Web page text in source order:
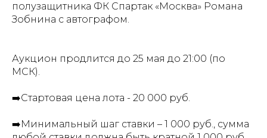
полузащитника ФК Спартак «Москва» Романа
Зобнина с автографом.
Аукцион продлится до 25 мая до 21:00 (по
МСК).
➡️Стартовая цена лота - 20 000 руб.
➡️Минимальный шаг ставки – 1 000 руб., сумма